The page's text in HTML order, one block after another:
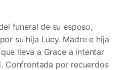
funeral de su esposo,
su hija Lucy. Madre e hija
lleva a Grace a intentar
Confrontada por recuerdos